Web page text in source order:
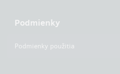
Podmienky
Podmienky použitia